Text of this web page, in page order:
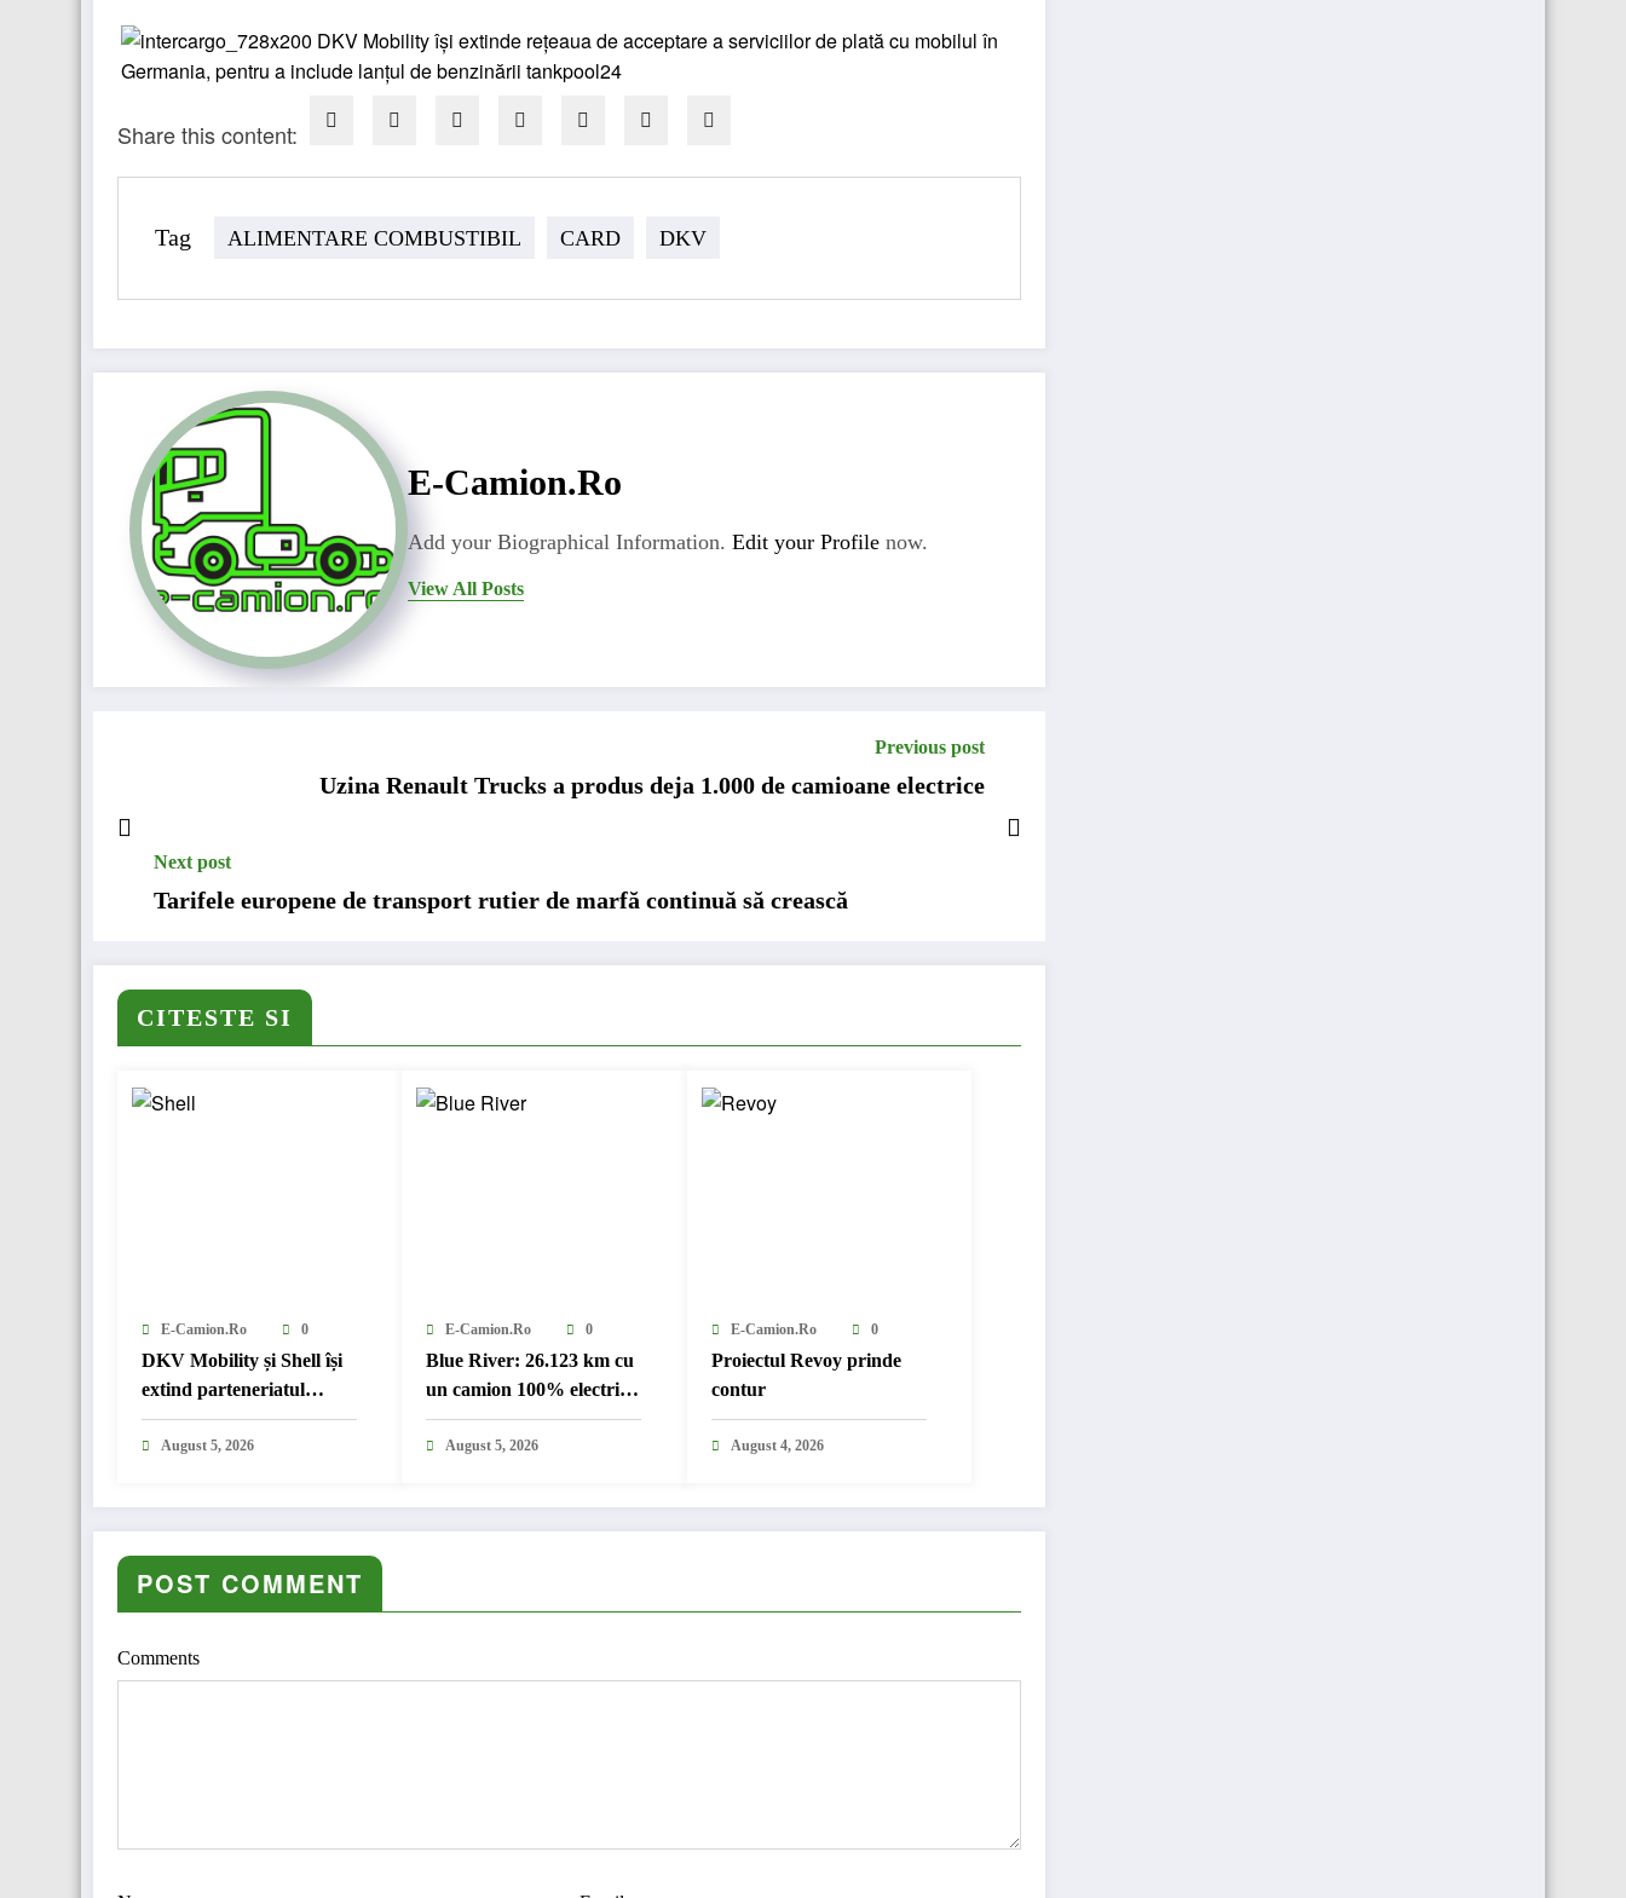
Share this content:
Tag ALIMENTARE COMBUSTIBIL CARD DKV
E-Camion.ro
Add your Biographical Information. Edit your Profile now.
View All Posts
Previous post
Uzina Renault Trucks a produs deja 1.000 de camioane electrice
Next post
Tarifele europene de transport rutier de marfă continuă să crească
CITESTE SI
E-Camion.ro 0
DKV Mobility și Shell își
extind parteneriatul
european
August 5, 2026
E-Camion.ro 0
Blue River: 26.123 km cu
un camion 100% electric
în transport internațional
August 5, 2026
E-Camion.ro 0
Proiectul Revoy prinde
contur
August 4, 2026
POST COMMENT
Comments